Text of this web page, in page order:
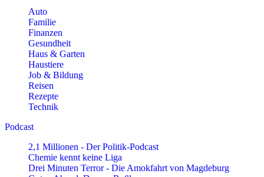
Auto
Familie
Finanzen
Gesundheit
Haus & Garten
Haustiere
Job & Bildung
Reisen
Rezepte
Technik
Podcast
2,1 Millionen - Der Politik-Podcast
Chemie kennt keine Liga
Drei Minuten Terror - Die Amokfahrt von Magdeburg